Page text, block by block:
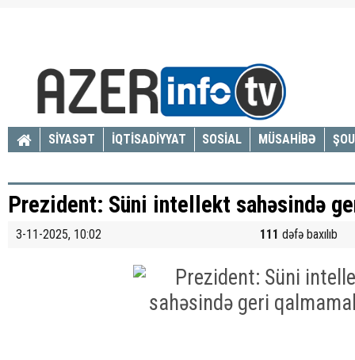
SİYASƏT İQTİSADİYYAT SOSİAL MÜSAHİBƏ
Prezident: Süni intellekt sahəsində
3-11-2025, 10:02 111 dəfə baxılıb